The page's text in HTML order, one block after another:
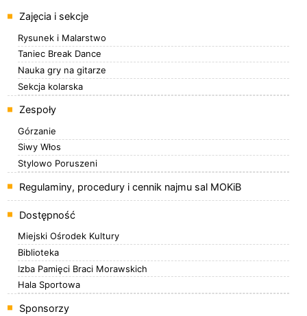
Menu
Zajęcia i sekcje
Rysunek i Malarstwo
Taniec Break Dance
Nauka gry na gitarze
Sekcja kolarska
Zespoły
Górzanie
Siwy Włos
Stylowo Poruszeni
Regulaminy, procedury i cennik najmu sal MOKiB
Dostępność
Miejski Ośrodek Kultury
Biblioteka
Izba Pamięci Braci Morawskich
Hala Sportowa
Sponsorzy